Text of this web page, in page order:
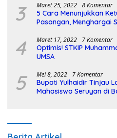
3 Maret 25, 2022 8 Komentar
5 Cara Menunjukkan
Pasangan, Menghargai
4 Maret 17, 2022 7 Komentar
Optimis! STKIP
UMSA
5 Mei 8, 2022 7 Komentar
Bupati Yulhaidir Tinjau
Mahasiswa Seruyan di